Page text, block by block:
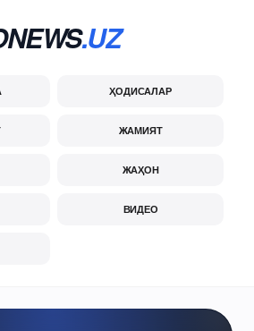
.UZ
ҲОДИСАЛАР
ЖАМИЯТ
ЖАҲОН
ВИДЕО